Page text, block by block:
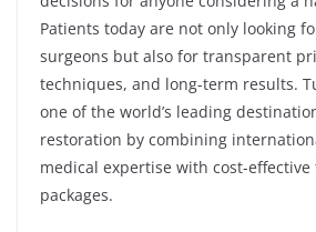
Patients today are not only looking
surgeons but also for transparent
techniques, and long-term results.
one of the world’s leading
restoration by combining
medical expertise with cost-
packages.